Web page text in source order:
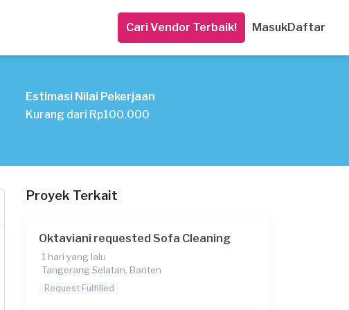
Cari Vendor Terbaik! MasukDaftar
Estimasi Nilai Pekerjaan
Kurang dari Rp100.000
Proyek Terkait
Oktaviani requested Sofa Cleaning
1 hari yang lalu
Tangerang Selatan, Banten
Request Fulfilled